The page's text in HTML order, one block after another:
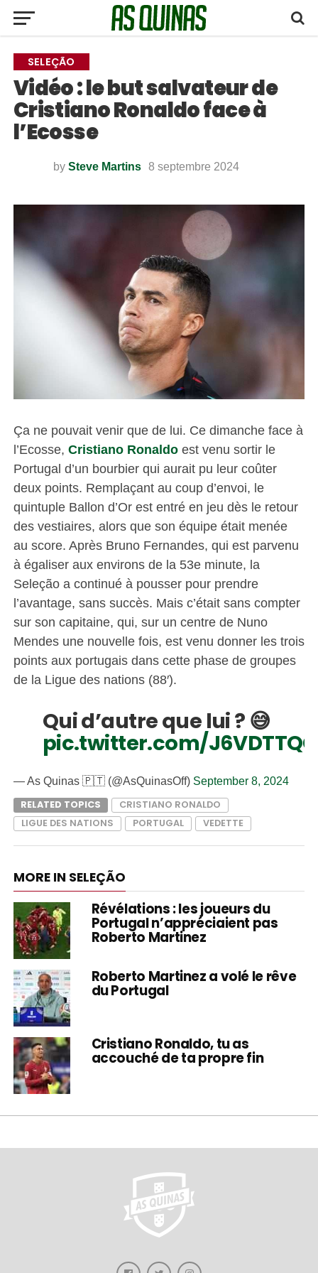
SELEÇÃO
Vidéo : le but salvateur de
Cristiano Ronaldo face à
l’Ecosse
by Steve Martins 8 septembre 2024
Ça ne pouvait venir que de lui. Ce dimanche face à
l’Ecosse, Cristiano Ronaldoest venu sortir le
Portugal d’un bourbier qui aurait pu leur coûter
deux points. Remplaçant au coup d’envoi, le
quintuple Ballon d’Or est entré en jeu dès le retour
des vestiaires, alors que son équipe était menée
au score. Après Bruno Fernandes, qui est parvenu
à égaliser aux environs de la 53e minute, la
Seleção a continué à pousser pour prendre
l’avantage, sans succès. Mais c’était sans compter
sur son capitaine, qui, sur un centre de Nuno
Mendes une nouvelle fois, est venu donner les trois
points aux portugais dans cette phase de groupes
de la Ligue des nations (88′).
Qui d’autre que lui ? 😅
pic.twitter.com/
— As Quinas 🇵🇹 (@AsQuinasOff) September 8, 2024
RELATED TOPICS
CRISTIANO RONALDO
LIGUE DES NATIONS
PORTUGAL VEDETTE
MORE IN SELEÇÃO
Révélations : les joueurs du
Portugal n’appréciaient pas
Roberto Martinez
Roberto Martinez a volé le rêve
du Portugal
Cristiano Ronaldo, tu as
accouché de ta propre fin